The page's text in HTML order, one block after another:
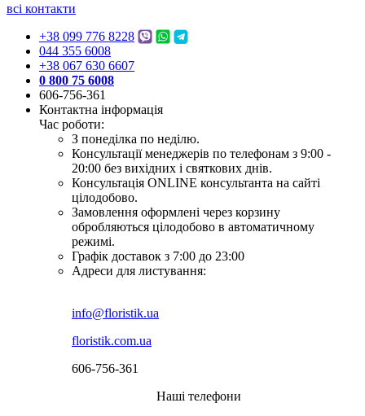
всі контакти
+38 099 776 8228
044 355 6008
+38 067 630 6607
0 800 75 6008
606-756-361
Контактна інформація
Час роботи:
З понеділка по неділю.
Консультації менеджерів по телефонам з 9:00 -
20:00 без вихідних і святкових днів.
Консультація ONLINE консультанта на сайті
цілодобово.
Замовлення оформлені через корзину
обробляються цілодобово в автоматичному
режимі.
Графік доставок з 7:00 до 23:00
Адреси для листування:
info@floristik.ua
floristik.com.ua
606-756-361
Наші телефони